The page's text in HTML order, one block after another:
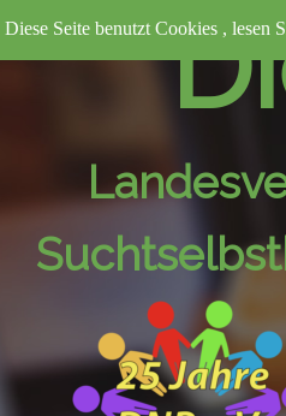
Diese Seite benutzt Cookies , lesen